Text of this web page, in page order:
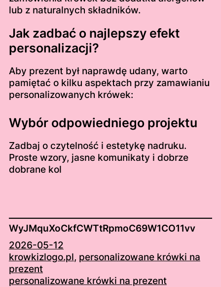
lub z naturalnych składników.
Jak zadbać o najlepszy efekt
personalizacji?
Aby prezent był naprawdę udany, warto
pamiętać o kilku aspektach przy zamawianiu
personalizowanych krówek:
Wybór odpowiedniego projektu
Zadbaj o czytelność i estetykę nadruku.
Proste wzory, jasne komunikaty i dobrze
dobrane kol
WyJMquXoCkfCWTtRpmoC69W1CO11vv
2026-05-12
krowkizlogo.pl, personalizowane krówki na
prezent
personalizowane krówki na prezent